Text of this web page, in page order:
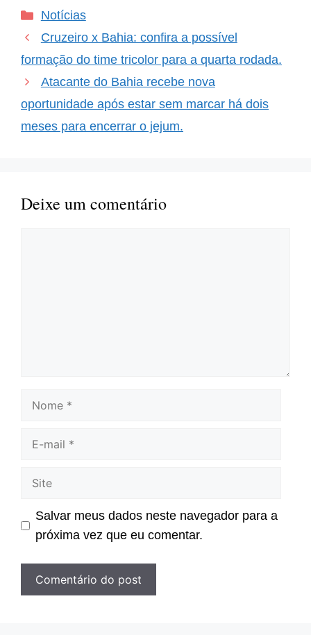
vitória do Cruzeiro em
animação rapidamente
se transformou em…
Categorias
Notícias
Cruzeiro x Bahia: confira a possível
formação do time tricolor para a quarta rodada.
Atacante do Bahia recebe nova
oportunidade após estar sem marcar há dois
meses para encerrar o jejum.
Deixe um comentário
Nome
Site
Salvar meus dados neste navegador para a
próxima vez que eu comentar.